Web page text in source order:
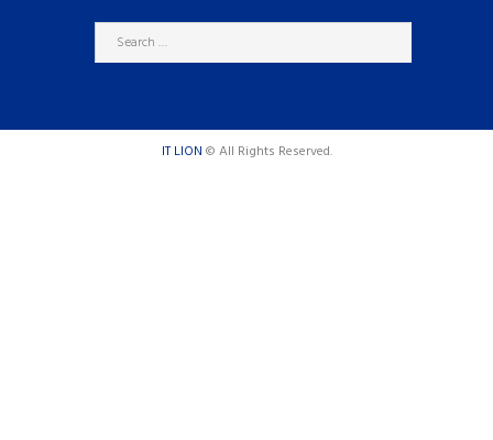
IT LION © All Rights Reserved.